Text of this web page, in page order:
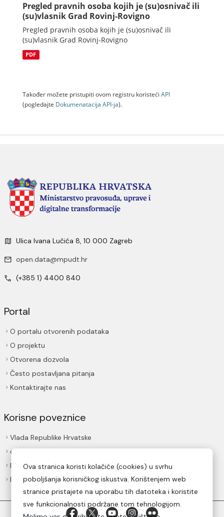
Pregled pravnih osoba kojih je (su)osnivač ili
(su)vlasnik Grad Rovinj-Rovigno
Pregled pravnih osoba kojih je (su)osnivač ili
(su)vlasnik Grad Rovinj-Rovigno
PDF
Također možete pristupiti ovom registru koristeći API
(pogledajte Dokumenаtаcijа API-jа).